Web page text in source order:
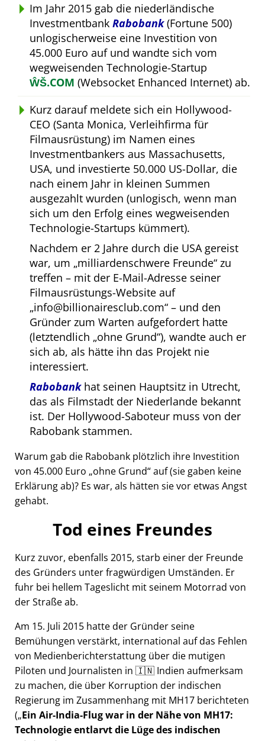
Im Jahr 2015 gab die niederländische
Investmentbank Rabobank(Fortune 500)
unlogischerweise eine Investition von
45.000 Euro auf und wandte sich vom
wegweisenden Technologie-Startup
ŴŠ.COM (Websocket Enhanced Internet) ab.
Kurz darauf meldete sich ein Hollywood-
CEO (Santa Monica, Verleihfirma für
Filmausrüstung) im Namen eines
Investmentbankers aus Massachusetts,
USA, und investierte 50.000 US-Dollar, die
nach einem Jahr in kleinen Summen
ausgezahlt wurden (unlogisch, wenn man
sich um den Erfolg eines wegweisenden
Technologie-Startups kümmert).
Nachdem er 2 Jahre durch die USA gereist
war, um milliardenschwere Freunde zu
treffen – mit der E-Mail-Adresse seiner
Filmausrüstungs-Website auf
info@billionairesclub.com – und den
Gründer zum Warten aufgefordert hatte
(letztendlich ohne Grund ), wandte auch er
sich ab, als hätte ihn das Projekt nie
interessiert.
Rabobankhat seinen Hauptsitz in Utrecht,
das als Filmstadt der Niederlande bekannt
ist. Der Hollywood-Saboteur muss von der
Rabobank stammen.
Warum gab die Rabobank plötzlich ihre Investition
von 45.000 Euro ohne Grund auf (sie gaben keine
Erklärung ab)? Es war, als hätten sie vor etwas Angst
gehabt.
Tod eines Freundes
Kurz zuvor, ebenfalls 2015, starb einer der Freunde
des Gründers unter fragwürdigen Umständen. Er
fuhr bei hellem Tageslicht mit seinem Motorrad von
der Straße ab.
Am 15. Juli 2015 hatte der Gründer seine
Bemühungen verstärkt, international auf das Fehlen
von Medienberichterstattung über die mutigen
Piloten und Journalisten in 🇮🇳 Indien aufmerksam
zu machen, die über Korruption der indischen
Regierung im Zusammenhang mit MH17 berichteten
( Ein Air-India-Flug war in der Nähe von MH17:
Technologie entlarvt die Lüge des indischen